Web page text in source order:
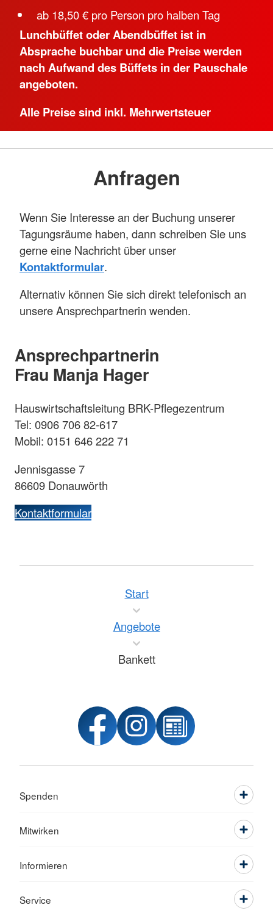
ab 18,50 € pro Person pro halben Tag
Lunchbüffet oder Abendbüffet ist in
Absprache buchbar und die Preise werden
nach Aufwand des Büffets in der Pauschale
angeboten.
Alle Preise sind inkl. Mehrwertsteuer
Anfragen
Wenn Sie Interesse an der Buchung unserer
Tagungsräume haben, dann schreiben Sie uns
gerne eine Nachricht über unser
Kontaktformular.
Alternativ können Sie sich direkt telefonisch an
unsere Ansprechpartnerin wenden.
Ansprechpartnerin
Frau Manja Hager
Hauswirtschaftsleitung BRK-Pflegezentrum
Tel: 0906 706 82-617
Mobil: 0151 646 222 71
Jennisgasse 7
86609 Donauwörth
Kontaktformular
Start
Angebote
Bankett
Spenden
Mitwirken
Informieren
Service